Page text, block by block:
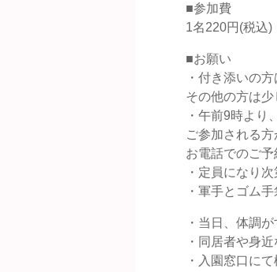
■参加費
1名220円(税込)
■お願い
・付き添いの
その他の方は少
・午前9時より
ご参加される
お電話でのご予
・定員になり
・軍手とゴム
・当日、体調
・同居者や身
・入園窓口に